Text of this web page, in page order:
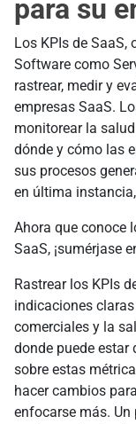
para su
Los KPIs de SaaS,
Software como
rastrear, medir y
empresas SaaS.
monitorear la
dónde y cómo las
sus procesos
en última
Ahora que conoce
SaaS, ¡sumérjase
Rastrear los KPIs
indicaciones
comerciales y la
donde puede estar
sobre estas
hacer cambios
enfocarse más.